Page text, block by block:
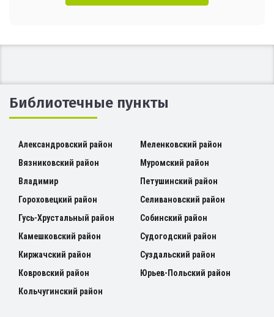
Библиотечные пункты
Александровский район
Вязниковский район
Владимир
Гороховецкий район
Гусь-Хрустальный район
Камешковский район
Киржачский район
Ковровский район
Кольчугинский район
Меленковский район
Муромский район
Петушинский район
Селивановский район
Собинский район
Судогодский район
Суздальский район
Юрьев-Польский район